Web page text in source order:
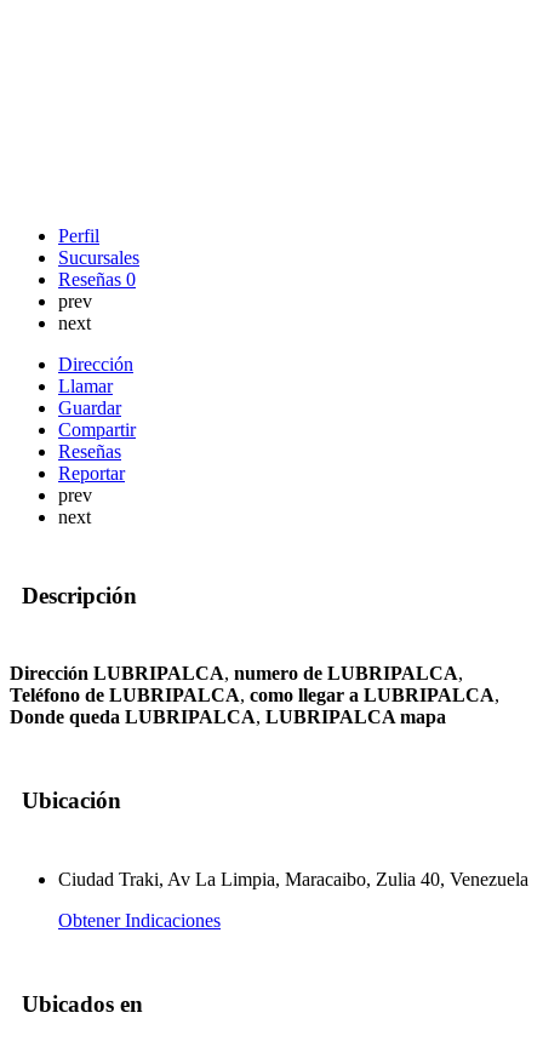
Perfil
Sucursales
Reseñas 0
prev
next
Dirección
Llamar
Guardar
Compartir
Reseñas
Reportar
prev
next
Descripción
Dirección LUBRIPALCA, numero de LUBRIPALCA,
Teléfono de LUBRIPALCA, como llegar a LUBRIPALCA,
Donde queda LUBRIPALCA, LUBRIPALCA mapa
Ubicación
Ciudad Traki, Av La Limpia, Maracaibo, Zulia 40, Venezuela
Obtener Indicaciones
Ubicados en